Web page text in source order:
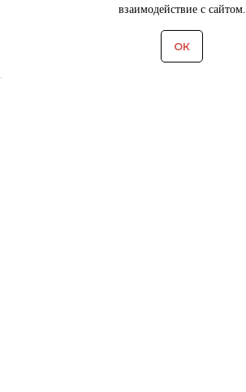
взаимодействие с сайтом.
ОК